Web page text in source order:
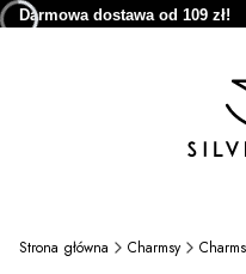
Darmowa dostawa od 109 zł!
Strona główna Charmsy